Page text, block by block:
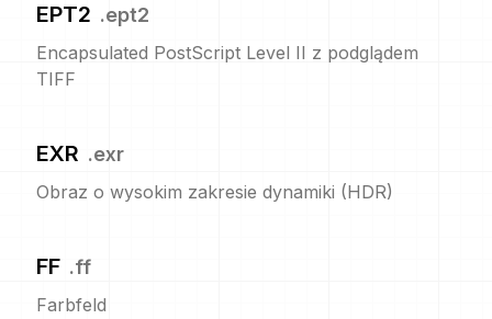
EPT2 .ept2
Encapsulated PostScript Level II z podglądem
TIFF
EXR .exr
Obraz o wysokim zakresie dynamiki (HDR)
FF .ff
Farbfeld